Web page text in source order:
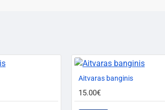
Aitvaras banginis
15.00€